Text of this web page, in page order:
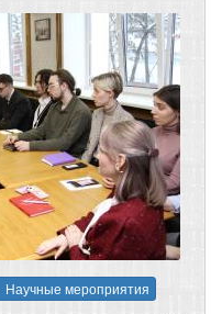
Научные мероприятия